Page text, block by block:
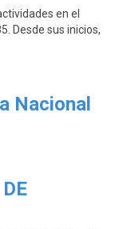
en el
Desde sus inicios,
Nacional